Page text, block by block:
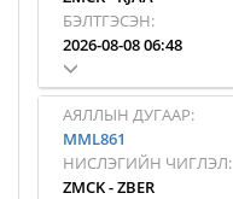
БЭЛТГЭСЭН:
2026-08-08 06:48
АЯЛЛЫН ДУГААР:
MML861
НИСЛЭГИЙН ЧИГЛЭЛ:
ZMCK-ZBER